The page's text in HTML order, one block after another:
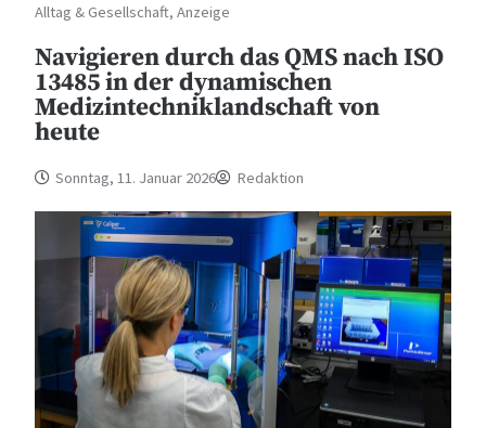
Alltag & Gesellschaft,Anzeige
Navigieren durch das QMS nach ISO
13485 in der dynamischen
Medizintechniklandschaft von
heute
Sonntag, 11. Januar 2026 Redaktion